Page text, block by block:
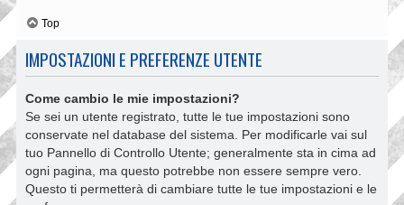
Top
IMPOSTAZIONI E PREFERENZE UTENTE
Come cambio le mie impostazioni?
Se sei un utente registrato, tutte le tue impostazioni sono
conservate nel database del sistema. Per modificarle vai sul
tuo Pannello di Controllo Utente; generalmente sta in cima ad
ogni pagina, ma questo potrebbe non essere sempre vero.
Questo ti permetterà di cambiare tutte le tue impostazioni e le